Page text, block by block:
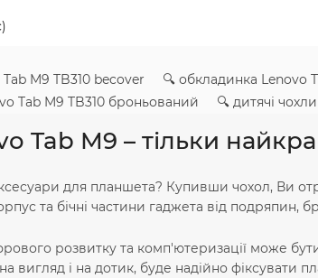
M9 TB310 becover 🔍 обкладинка Lenovo
M9 TB310 броньований 🔍 дитячі чохли
Tab M9 – тільки
для планшета? Купивши чохол, Ви
та бічні частини гаджета від подряпин,
розвитку та комп'ютеризації може
вигляд і на дотик, буде надійно фіксувати